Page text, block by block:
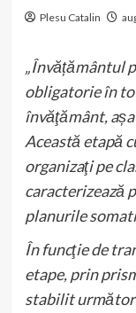
Plesu Catalin
„Învățământul
obligatorie în
învăţământ,
Această etapă
organizaţi pe
caracterizează
planurile
În funcţie de
etape, prin
stabilit